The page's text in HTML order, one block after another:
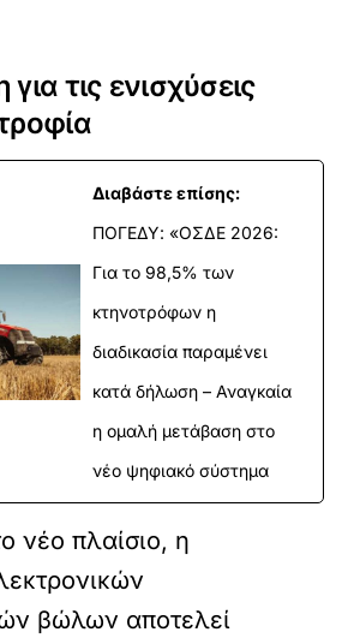
τις ενισχύσεις
Διαβάστε επίσης:
ΠΟΓΕΔΥ: «ΟΣΔΕ 2026:
Για το 98,5% των
κτηνοτρόφων η
διαδικασία παραμένει
κατά δήλωση – Αναγκαία
η ομαλή μετάβαση στο
νέο ψηφιακό σύστημα
νέο πλαίσιο, η
βώλων αποτελεί